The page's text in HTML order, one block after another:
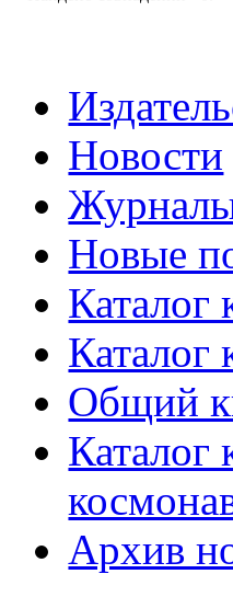
Новости
Новые
Каталог
Каталог
Общий
Каталог
Архив